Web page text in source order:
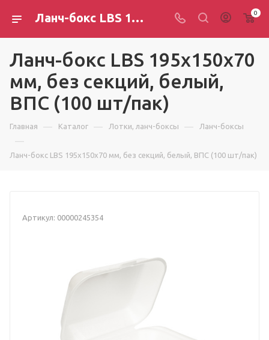
Ланч-бокс LBS 195х150х70 мм, без секций, белый, ВПС (100 шт/пак) 0
Ланч-бокс LBS 195х150х70
мм, без секций, белый,
ВПС (100 шт/пак)
Главная — Каталог — Лотки, ланч-боксы — Ланч-боксы
—
Ланч-бокс LBS 195х150х70 мм, без секций, белый, ВПС (100 шт/пак)
Артикул: 00000245354